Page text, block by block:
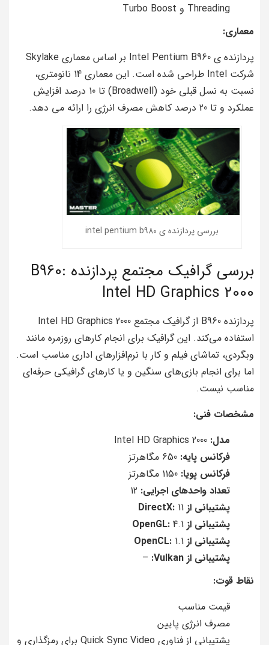
Threading و Turbo Boost
معماری:
پردازنده ی Intel Pentium B960 بر اساس معماری Skylake
شرکت Intel طراحی شده است. این معماری 14 نانومتری،
نسبت به نسل قبلی خود (Broadwell) تا 10 درصد افزایش
عملکرد و تا 20 درصد کاهش مصرف انرژی را ارائه می دهد.
بررسی پردازنده ی intel pentium b980
بررسی گرافیک مجتمع پردازنده B960:
Intel HD Graphics 2000
پردازنده B960 از گرافیک مجتمع Intel HD Graphics 2000
استفاده می‌کند. این گرافیک برای انجام کارهای روزمره مانند
وبگردی، تماشای فیلم و کار با نرم‌افزارهای اداری مناسب است.
اما برای انجام بازی‌های سنگین و یا کارهای گرافیکی حرفه‌ای
مناسب نیست.
مشخصات فنی:
مدل:
فرکانس پایه:
فرکانس پویا:
تعداد واحدهای اجرایی:
پشتیبانی از DirectX: 11
پشتیبانی از OpenGL: 4.1
پشتیبانی از OpenCL: 1.1
پشتیبانی از Vulkan:
–
نقاط قوت:
قیمت مناسب
مصرف انرژی پایین
پشتیبانی از فناوری Quick Sync Video برای رمزگذاری و